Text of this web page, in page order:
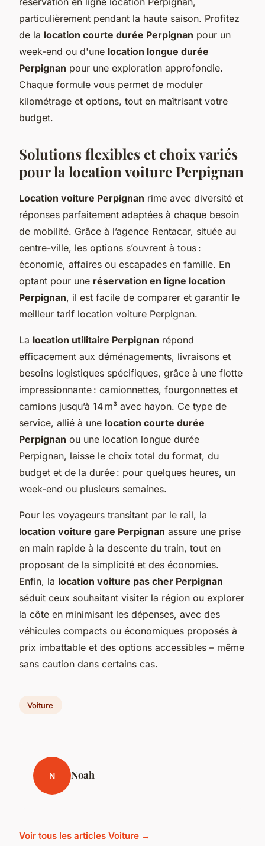
particulièrement pendant la haute saison. Profitez
de la location courte durée Perpignan pour un
week-end ou d'une location longue durée
Perpignan pour une exploration approfondie.
Chaque formule vous permet de moduler
kilométrage et options, tout en maîtrisant votre
budget.
Solutions flexibles et choix variés
pour la location voiture Perpignan
Location voiture Perpignan rime avec diversité et
réponses parfaitement adaptées à chaque besoin
de mobilité. Grâce à l’agence Rentacar, située au
centre-ville, les options s’ouvrent à tous :
économie, affaires ou escapades en famille. En
optant pour une réservation en ligne location
Perpignan, il est facile de comparer et garantir le
meilleur tarif location voiture Perpignan.
La location utilitaire Perpignan répond
efficacement aux déménagements, livraisons et
besoins logistiques spécifiques, grâce à une flotte
impressionnante : camionnettes, fourgonnettes et
camions jusqu’à 14 m³ avec hayon. Ce type de
service, allié à une location courte durée
Perpignan ou une location longue durée
Perpignan, laisse le choix total du format, du
budget et de la durée : pour quelques heures, un
week-end ou plusieurs semaines.
Pour les voyageurs transitant par le rail, la
location voiture gare Perpignan assure une prise
en main rapide à la descente du train, tout en
proposant de la simplicité et des économies.
Enfin, la location voiture pas cher Perpignan
séduit ceux souhaitant visiter la région ou explorer
la côte en minimisant les dépenses, avec des
véhicules compacts ou économiques proposés à
prix imbattable et des options accessibles – même
sans caution dans certains cas.
Voiture
N Noah
Voir tous les articles Voiture →